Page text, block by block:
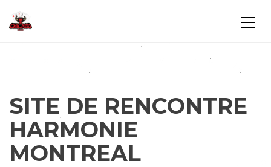
SITE DE RENCONTRE
HARMONIE
MONTREAL